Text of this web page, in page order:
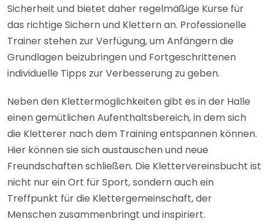
Sicherheit und bietet daher regelmäßige Kurse für
das richtige Sichern und Klettern an. Professionelle
Trainer stehen zur Verfügung, um Anfängern die
Grundlagen beizubringen und Fortgeschrittenen
individuelle Tipps zur Verbesserung zu geben.
Neben den Klettermöglichkeiten gibt es in der Halle
einen gemütlichen Aufenthaltsbereich, in dem sich
die Kletterer nach dem Training entspannen können.
Hier können sie sich austauschen und neue
Freundschaften schließen. Die Klettervereinsbucht ist
nicht nur ein Ort für Sport, sondern auch ein
Treffpunkt für die Klettergemeinschaft, der
Menschen zusammenbringt und inspiriert.